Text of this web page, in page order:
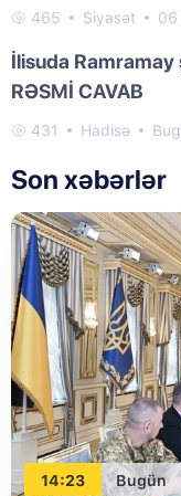
465 Siyasət 06
İlisuda
RƏSMİ CAVAB
431 Hadisə
Son xəbərlər
14:23 Bugün